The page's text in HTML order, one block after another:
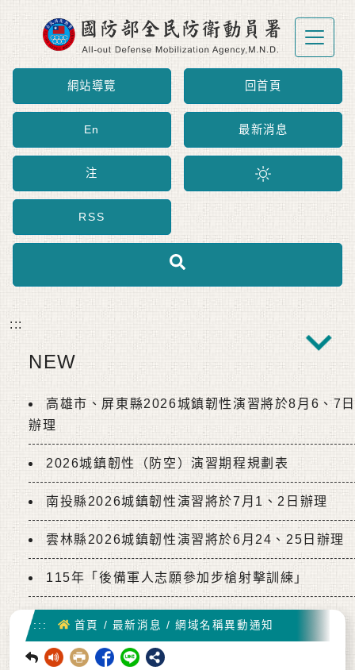
跳到主要內容區塊
網站導覽 回首頁
En 最新消息
注
RSS
:::
NEW
高雄市、屏東縣2026城鎮韌性演習將於8月6、7
辦理
2026城鎮韌性（防空）演習期程規劃表
南投縣2026城鎮韌性演習將於7月1、2日辦理
雲林縣2026城鎮韌性演習將於6月24、25日辦理
115年「後備軍人志願參加步槍射擊訓練」
::: 首頁 首頁 / 最新消息 / 網域名稱異動通知
回前頁